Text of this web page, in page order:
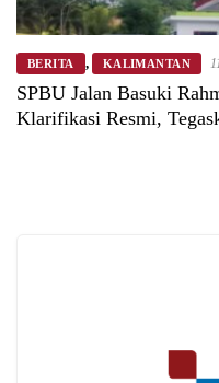
BERITA , KALIMANTAN
SPBU Jalan Basuki
Klarifikasi Resmi,